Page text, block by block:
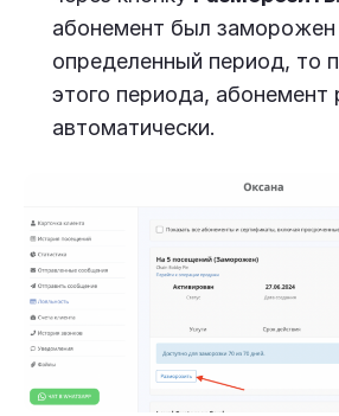
абонемент был заморожен
определенный период, то
этого периода, абонемент
автоматически.